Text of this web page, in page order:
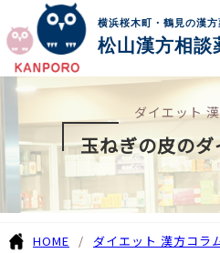
横浜桜木町・鶴見の漢方
松山漢方相談
ダイエット
玉ねぎの皮の
HOME ダイエット 漢方コラ